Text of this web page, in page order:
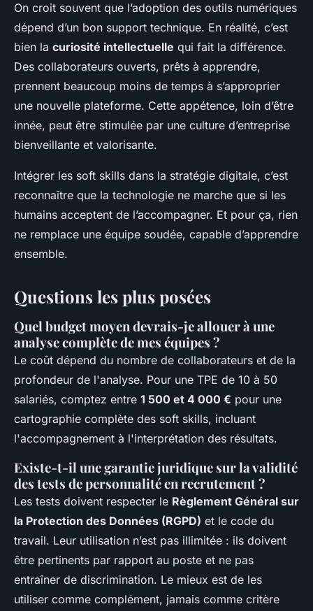
On croit souvent que l’adoption des outils numériques
dépend d’un bon support technique. En réalité, c’est
bien la curiosité intellectuelle qui fait la différence.
Des collaborateurs ouverts, prêts à apprendre,
prennent beaucoup moins de temps à s’approprier
une nouvelle plateforme. Cette appétence, loin d’être
innée, peut être stimulée par une culture d’entreprise
bienveillante et valorisante.
Intégrer les soft skills dans la stratégie digitale, c’est
reconnaître que la technologie ne marche que si les
humains acceptent de l’accompagner. Et pour ça, rien
ne remplace une équipe soudée, capable d’apprendre
ensemble.
Questions les plus posées
Quel budget moyen devrais-je allouer à une
analyse complète de mes équipes ?
Le coût dépend du nombre de collaborateurs et de la
profondeur de l'analyse. Pour une TPE de 10 à 50
salariés, comptez entre 1 500 et 4 000 € pour une
cartographie complète des soft skills, incluant
l'accompagnement à l'interprétation des résultats.
Existe-t-il une garantie juridique sur la validité
des tests de personnalité en recrutement ?
Les tests doivent respecter le Règlement Général sur
la Protection des Données (RGPD) et le code du
travail. Leur utilisation n’est pas illimitée : ils doivent
être pertinents par rapport au poste et ne pas
entraîner de discrimination. Le mieux est de les
utiliser comme complément, jamais comme critère